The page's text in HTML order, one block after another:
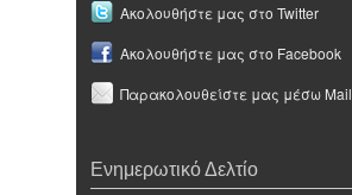
Ακολουθήστε μας στο Twitter
Ακολουθήστε μας στο Facebook
Παρακολουθείστε μας μέσω Mail
Ενημερωτικό Δελτίο